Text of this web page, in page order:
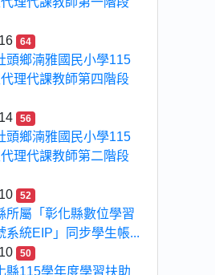
64
頭鄉湳雅國民小學115
理代課教師第四階段
56
頭鄉湳雅國民小學115
理代課教師第二階段
52
所屬「彰化縣數位學習
系統EIP」同步學生帳...
50
縣115學年度學習扶助